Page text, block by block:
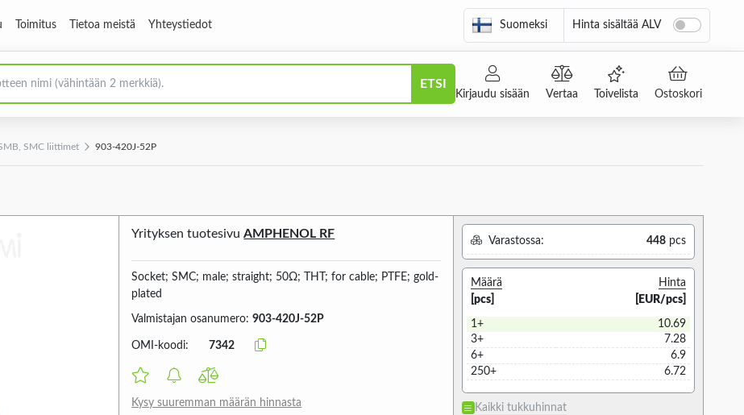
Toimitus Tietoa meistä Yhteystiedot Suomeksi Hinta sisältää ALV
ETSI
Kirjaudu sisään Vertaa Toivelista Ostoskori
SMC liittimet 903-420J-52P
Yrityksen tuotesivuAMPHENOL RF
Socket; SMC; male; straight; 50Ω; THT; for cable; PTFE; gold-
plated
Valmistajan osanumero:903-420J-52P
OMI-koodi: 7342
Kysy suuremman määrän hinnasta
Varastossa: 448 pcs
Määrä
[pcs]
Hinta
[EUR/pcs]
1+
10.69
3+
7.28
6+
6.9
250+
6.72
Kaikki tukkuhinnat